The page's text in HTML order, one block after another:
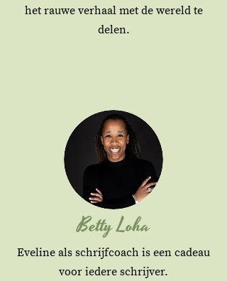
het rauwe verhaal met de wereld te
delen.
Betty Loha
Eveline als schrijfcoach is een cadeau
voor iedere schrijver.